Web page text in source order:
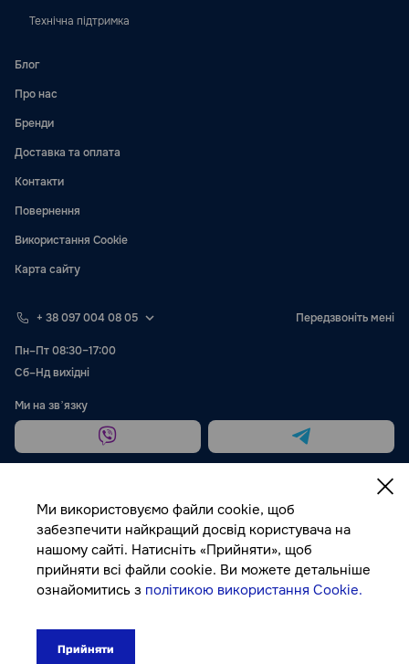
Технічна підтримка
Блог
Про нас
Бренди
Доставка та оплата
Контакти
Повернення
Використання Cookie
Карта сайту
+ 38 097 004 08 05 Передзвоніть мені
Пн–Пт 08:30–17:00
Сб–Нд вихідні
Ми на звʼязку
© Autocolor, 2026
Публічна оферта
Ми використовуємо файли cookie, щоб
забезпечити найкращий досвід користувача на
нашому сайті. Натисніть «Прийняти», щоб
прийняти всі файли cookie. Ви можете детальніше
ознайомитись з політикою використання Cookie.
Прийняти